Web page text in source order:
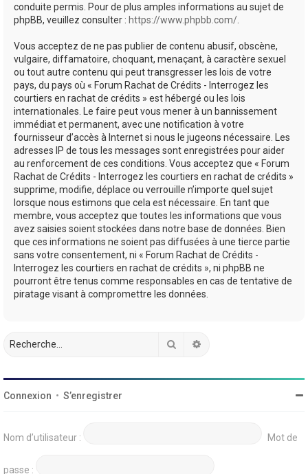
conduite permis. Pour de plus amples informations au sujet de
phpBB, veuillez consulter : https://www.phpbb.com/
Vous acceptez de ne pas publier de contenu abusif, obscène,
vulgaire, diffamatoire, choquant, menaçant, à caractère sexuel
ou tout autre contenu qui peut transgresser les lois de votre
pays, du pays où « Forum Rachat de Crédits - Interrogez les
courtiers en rachat de crédits » est hébergé ou les lois
internationales. Le faire peut vous mener à un bannissement
immédiat et permanent, avec une notification à votre
fournisseur d’accès à Internet si nous le jugeons nécessaire. Les
adresses IP de tous les messages sont enregistrées pour aider
au renforcement de ces conditions. Vous acceptez que « Forum
Rachat de Crédits - Interrogez les courtiers en rachat de crédits »
supprime, modifie, déplace ou verrouille n’importe quel sujet
lorsque nous estimons que cela est nécessaire. En tant que
membre, vous acceptez que toutes les informations que vous
avez saisies soient stockées dans notre base de données. Bien
que ces informations ne soient pas diffusées à une tierce partie
sans votre consentement, ni « Forum Rachat de Crédits -
Interrogez les courtiers en rachat de crédits », ni phpBB ne
pourront être tenus comme responsables en cas de tentative de
piratage visant à compromettre les données.
Rechercher
Connexion • S’enregistrer
Nom d’utilisateur : Mot de
passe :